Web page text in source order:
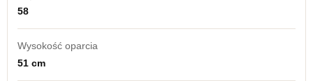
58
Wysokość oparcia
51 cm